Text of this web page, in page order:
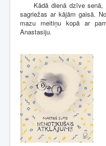
Kādā dienā dzīve senā,
sagriežas ar kājām gaisā.
mazu meitiņu kopā ar
Anastasiju.